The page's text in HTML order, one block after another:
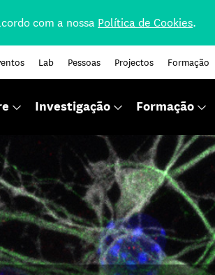
com a nossa Política de Cookies.
Lab Pessoas Projectos Formação
Investigação Formação